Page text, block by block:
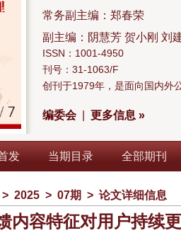
常务副主编：郑春荣
副主编：阴慧芳 贺小刚 刘
ISSN：1001-4950
刊号：31-1063/F
创刊于1979年，是面向国内外
编委会| 更多信息 »
发 当期目录 全部期刊
> 2025 > 07期 > 论文详细信息
内容特征对用户持续